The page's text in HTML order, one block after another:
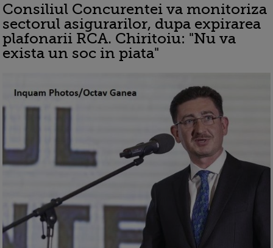
Consiliul Concurentei va monitoriza
sectorul asigurarilor, dupa expirarea
plafonarii RCA. Chiritoiu: "Nu va
exista un soc in piata"